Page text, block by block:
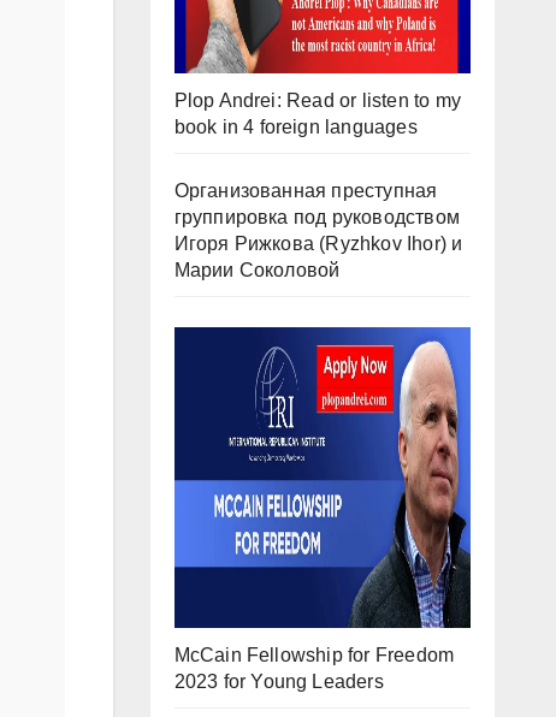
Plop Andrei: Read or listen to my
book in 4 foreign languages
Организованная преступная
группировка под руководством
Игоря Рижкова (Ryzhkov Ihor) и
Марии Соколовой
McCain Fellowship for Freedom
2023 for Young Leaders